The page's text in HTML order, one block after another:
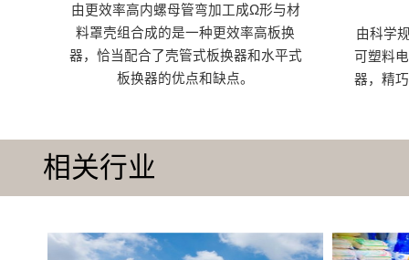
由更效率高内螺母管弯加工成Ω形与材
料罩壳组合成的是一种更效率高板换
器，恰当配合了壳管式板换器和水平式
板换器的优点和缺点。
由科学
可塑料
器，精
相关行业